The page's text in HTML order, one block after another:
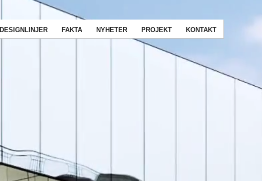
DESIGNLINJER FAKTA NYHETER PROJEKT KONTAKT